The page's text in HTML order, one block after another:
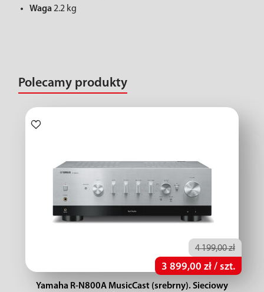
Waga2.2 kg
Polecamy produkty
4 199,00 zł
3 899,00 zł / szt.
Yamaha R-N800A MusicCast (srebrny). Sieciowy